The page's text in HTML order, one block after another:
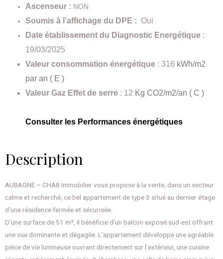
Ascenseur : NON
Soumis à l’affichage du DPE : Oui
Date établissement du Diagnostic Energétique :
19/03/2025
Valeur consommation énergétique : 316 kWh/m2
par an ( E )
Valeur Gaz Effet de serre : 12 Kg CO2/m2/an ( C )
Consulter les Performances énergétiques
Description
AUBAGNE – CHAB Immobilier vous propose à la vente, dans un secteur
calme et recherché, ce bel appartement de type 3 situé au dernier étage
d’une résidence fermée et sécurisée.
D’une surface de 51 m², il bénéficie d’un balcon exposé sud-est offrant
une vue dominante et dégagée. L’appartement développe une agréable
pièce de vie lumineuse ouvrant directement sur l’extérieur, une cuisine